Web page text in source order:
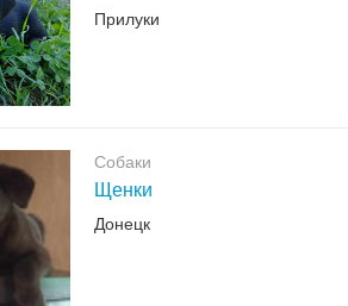
Прилуки
Собаки
Щенки
Донецк